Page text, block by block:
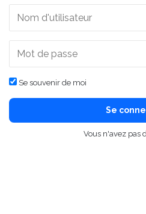
Se souvenir de moi
Se
Vous n'avez pas